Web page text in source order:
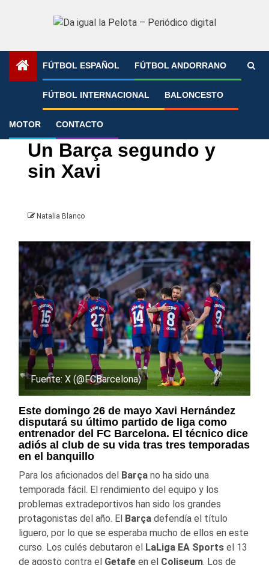
FÚTBOL ESPAÑOL FÚTBOL ANDORRANO
FÚTBOL INTERNACIONAL BALONCESTO
MOTOR CONTACTO
»
FC Barcelona LaLiga
Un Barça segundo y
sin Xavi
Natalia Blanco
Fuente: X (@FCBarcelona)
Este domingo 26 de mayo Xavi Hernández
disputará su último partido de liga como
entrenador del FC Barcelona. El técnico dice
adiós al club de su vida tras tres temporadas
en el banquillo
Para los aficionados del Barça no ha sido una
temporada fácil. El rendimiento del equipo y los
problemas extradeportivos han sido los grandes
protagonistas del año. El Barça defendía el título
liguero, por lo que se esperaba mucho de ellos en este
curso. Los culés debutaron el LaLiga EA Sports el 13
de agosto contra el Getafe en el Coliseum. Los de